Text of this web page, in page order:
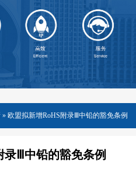
» 欧盟拟新增RoHS附录Ⅲ中铅的豁免条例
录Ⅲ中铅的豁免条例